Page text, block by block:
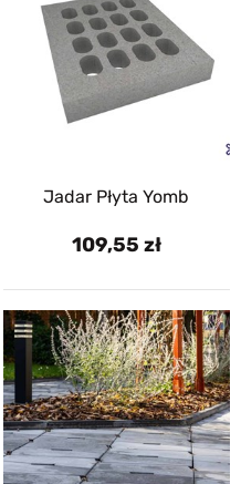
Jadar Płyta Yomb
109,55